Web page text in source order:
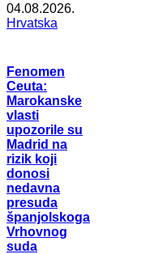
04.08.2026.
Hrvatska
Fenomen
Ceuta:
Marokanske
vlasti
upozorile su
Madrid na
rizik koji
donosi
nedavna
presuda
španjolskoga
Vrhovnog
suda